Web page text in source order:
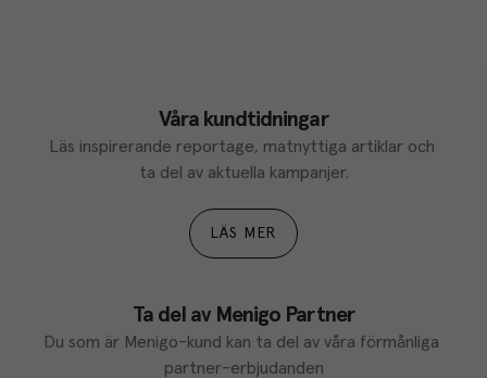
Våra kundtidningar
Läs inspirerande reportage, matnyttiga artiklar och
ta del av aktuella kampanjer.
LÄS MER
Ta del av Menigo Partner
Du som är Menigo-kund kan ta del av våra förmånliga
partner-erbjudanden